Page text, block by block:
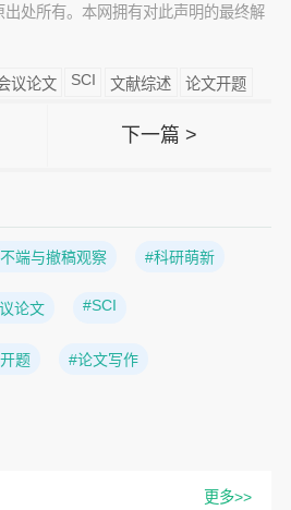
处所有。本网拥有对此声明的最终解
议论文 SCI 文献综述 论文开题
下一篇 >
端与撤稿观察 #科研萌新
论文 #SCI
题 #论文写作
更多>>